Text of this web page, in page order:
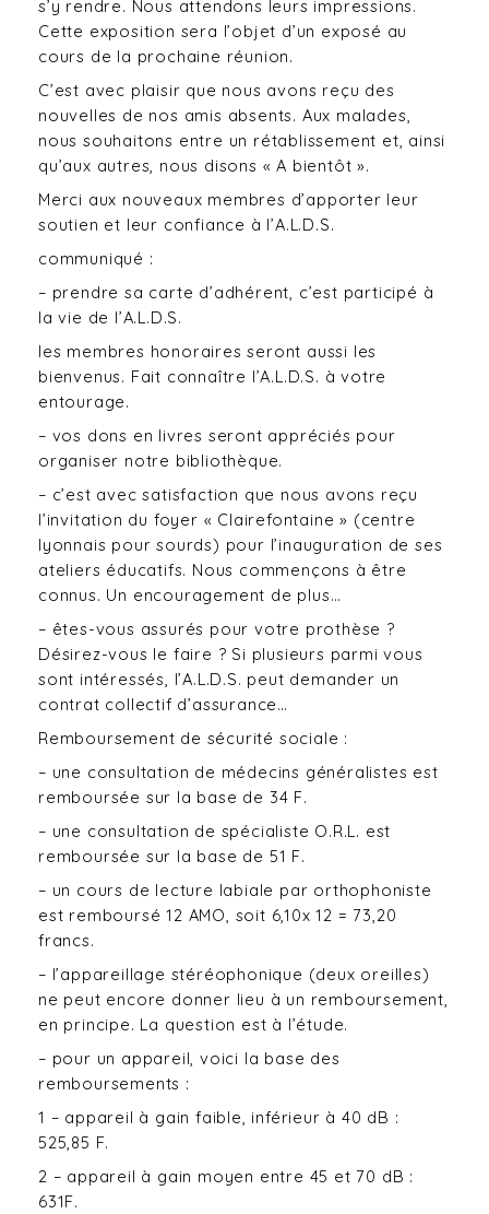
s’y rendre. Nous attendons leurs impressions.
Cette exposition sera l’objet d’un exposé au
cours de la prochaine réunion.
C’est avec plaisir que nous avons reçu des
nouvelles de nos amis absents. Aux malades,
nous souhaitons entre un rétablissement et, ainsi
qu’aux autres, nous disons « A bientôt ».
Merci aux nouveaux membres d’apporter leur
soutien et leur confiance à l’A.L.D.S.
communiqué :
– prendre sa carte d’adhérent, c’est participé à
la vie de l’A.L.D.S.
les membres honoraires seront aussi les
bienvenus. Fait connaître l’A.L.D.S. à votre
entourage.
– vos dons en livres seront appréciés pour
organiser notre bibliothèque.
– c’est avec satisfaction que nous avons reçu
l’invitation du foyer « Clairefontaine » (centre
lyonnais pour sourds) pour l’inauguration de ses
ateliers éducatifs. Nous commençons à être
connus. Un encouragement de plus…
– êtes-vous assurés pour votre prothèse ?
Désirez-vous le faire ? Si plusieurs parmi vous
sont intéressés, l’A.L.D.S. peut demander un
contrat collectif d’assurance…
Remboursement de sécurité sociale :
– une consultation de médecins généralistes est
remboursée sur la base de 34 F.
– une consultation de spécialiste O.R.L. est
remboursée sur la base de 51 F.
– un cours de lecture labiale par orthophoniste
est remboursé 12 AMO, soit 6,10x 12 = 73,20
francs.
– l’appareillage stéréophonique (deux oreilles)
ne peut encore donner lieu à un remboursement,
en principe. La question est à l’étude.
– pour un appareil, voici la base des
remboursements :
1 – appareil à gain faible, inférieur à 40 dB :
525,85 F.
2 – appareil à gain moyen entre 45 et 70 dB :
631F.